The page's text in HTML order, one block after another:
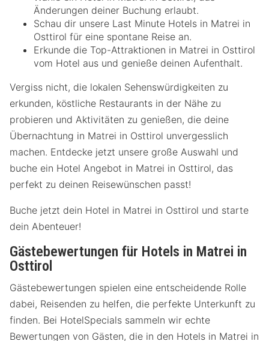
Änderungen deiner Buchung erlaubt.
Schau dir unsere Last Minute Hotels in Matrei in
Osttirol für eine spontane Reise an.
Erkunde die Top-Attraktionen in Matrei in Osttirol
vom Hotel aus und genieße deinen Aufenthalt.
Vergiss nicht, die lokalen Sehenswürdigkeiten zu
erkunden, köstliche Restaurants in der Nähe zu
probieren und Aktivitäten zu genießen, die deine
Übernachtung in Matrei in Osttirol unvergesslich
machen. Entdecke jetzt unsere große Auswahl und
buche ein Hotel Angebot in Matrei in Osttirol, das
perfekt zu deinen Reisewünschen passt!
Buche jetzt dein Hotel in Matrei in Osttirol und starte
dein Abenteuer!
Gästebewertungen für Hotels in Matrei in
Osttirol
Gästebewertungen spielen eine entscheidende Rolle
dabei, Reisenden zu helfen, die perfekte Unterkunft zu
finden. Bei HotelSpecials sammeln wir echte
Bewertungen von Gästen, die in den Hotels in Matrei in